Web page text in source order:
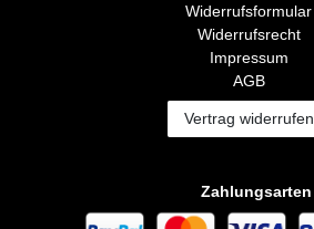
Widerrufs­formular
Widerrufs­recht
Impressum
AGB
Vertrag widerrufen
Zahlungsarten